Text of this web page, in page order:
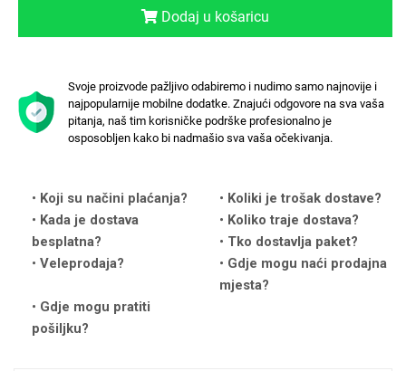
Dodaj u košaricu
Svoje proizvode pažljivo odabiremo i nudimo samo najnovije i
najpopularnije mobilne dodatke. Znajući odgovore na sva vaša
pitanja, naš tim korisničke podrške profesionalno je
osposobljen kako bi nadmašio sva vaša očekivanja.
Koji su načini plaćanja?
Koliki je trošak dostave?
Kada je dostava
besplatna?
Koliko traje dostava?
Tko dostavlja paket?
Veleprodaja?
Gdje mogu naći prodajna
mjesta?
Gdje mogu pratiti
pošiljku?
Love motivi I Need Some Space